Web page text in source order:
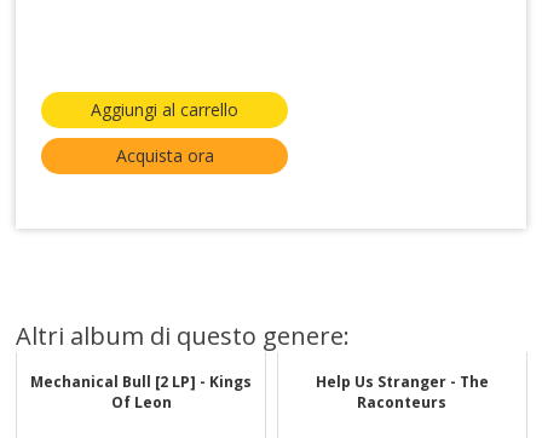
Aggiungi al carrello
Acquista ora
Altri album di questo genere:
Mechanical Bull [2 LP] - Kings
Of Leon
Help Us Stranger - The
Raconteurs